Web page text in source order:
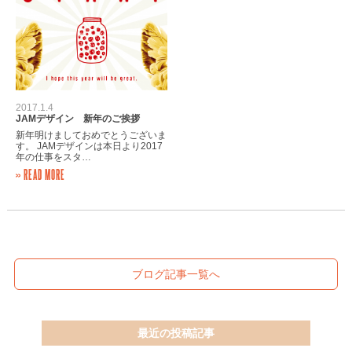
2017.1.4
JAMデザイン 新年のご挨拶
新年明けましておめでとうございま
す。 JAMデザインは本日より2017
年の仕事をスタ…
» READ MORE
ブログ記事一覧へ
最近の投稿記事